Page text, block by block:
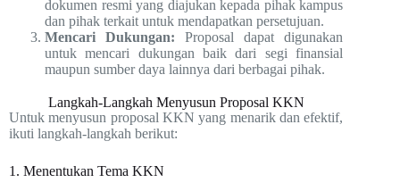
dokumen resmi yang diajukan kepada pihak kampus
dan pihak terkait untuk mendapatkan persetujuan.
Mencari Dukungan: Proposal dapat digunakan
untuk mencari dukungan baik dari segi finansial
maupun sumber daya lainnya dari berbagai pihak.
Langkah-Langkah Menyusun Proposal KKN
Untuk menyusun proposal KKN yang menarik dan efektif,
ikuti langkah-langkah berikut:
1. Menentukan Tema KKN